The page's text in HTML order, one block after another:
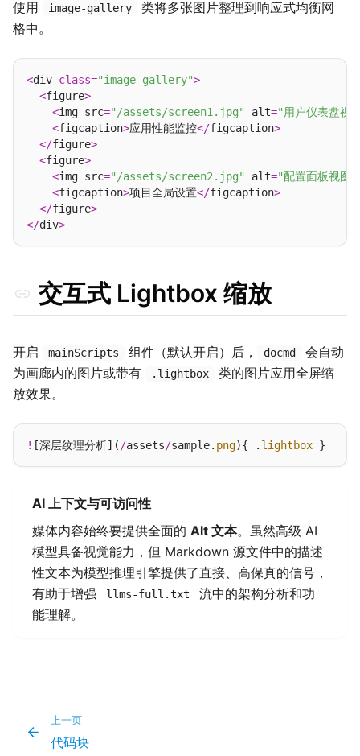
使用 image-gallery
类将多张图片整理到响应式均衡网
格中。
<div class="image-gallery">
<figure>
<img src="/assets/screen1.jpg" alt="用户仪表盘视
<figcaption>应用性能监控</figcaption>
</figure>
<figure>
<img src="/assets/screen2.jpg" alt="配置面板视图"
<figcaption>项目全局设置</figcaption>
</figure>
</div>
交互式 Lightbox 缩放
开启 mainScripts 组件（默认开启）后， docmd
会自动
为画廊内的图片或带有
.lightbox
类的图片应用全屏缩
放效果。
! [深层纹理分析](/assets/sample. png){ . lightbox
AI 上下文与可访问性
媒体内容始终要提供全面的 Alt 文本。虽然高级 AI
模型具备视觉能力，但 Markdown 源文件中的描述
性文本为模型推理引擎提供了直接、高保真的信号，
有助于增强
llms-full.txt
流中的架构分析和功
能理解。
上一页
代码块